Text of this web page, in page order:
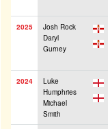
2025
Josh Rock
Daryl
Gurney
2024
Luke
Humphries
Michael
Smith